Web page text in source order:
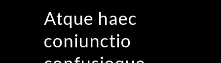
Atque haec
coniunctio